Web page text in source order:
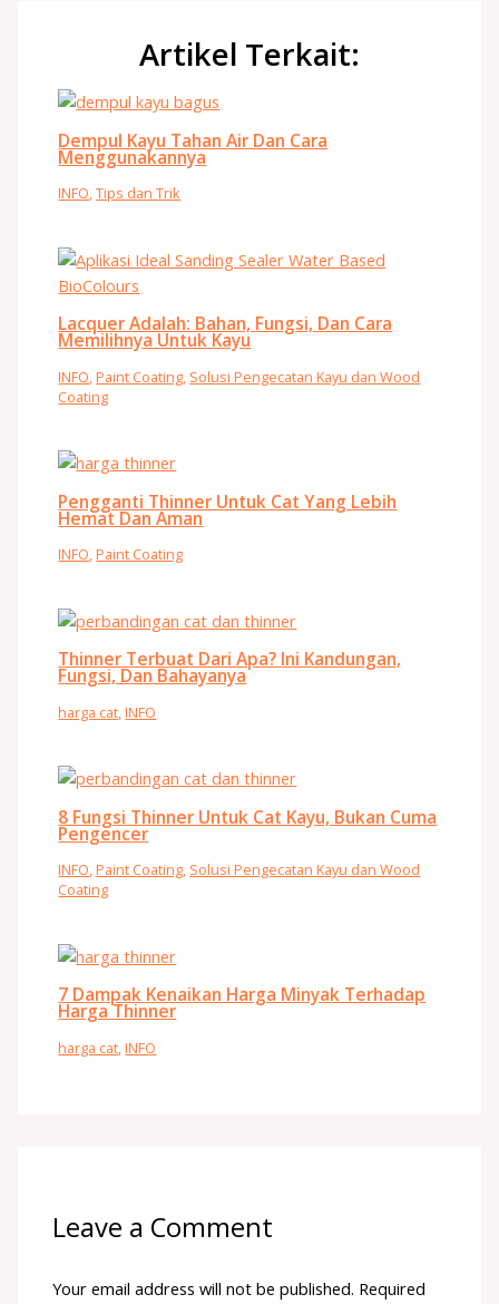
Artikel Terkait:
Dempul Kayu Tahan Air Dan Cara
Menggunakannya
INFO,Tips dan Trik
Lacquer Adalah: Bahan, Fungsi, Dan Cara
Memilihnya Untuk Kayu
INFO ,Paint Coating Solusi Pengecatan Kayu dan Wood
Coating
Pengganti Thinner Untuk Cat Yang Lebih
Hemat Dan Aman
INFO,Paint Coating
Thinner Terbuat Dari Apa? Ini Kandungan,
Fungsi, Dan Bahayanya
harga cat,INFO
8 Fungsi Thinner Untuk Cat Kayu, Bukan Cuma
Pengencer
INFO,Paint Coating, Solusi Pengecatan Kayu dan Wood
Coating
7 Dampak Kenaikan Harga Minyak Terhadap
Harga Thinner
harga cat,INFO
Leave a Comment
Your email address will not be published. Required